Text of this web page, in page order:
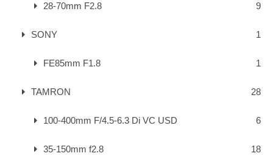
28-70mm F2.8 9
SONY 1
FE85mm F1.8 1
TAMRON 28
100-400mm F/4.5-6.3 Di VC USD 6
35-150mm f2.8 18